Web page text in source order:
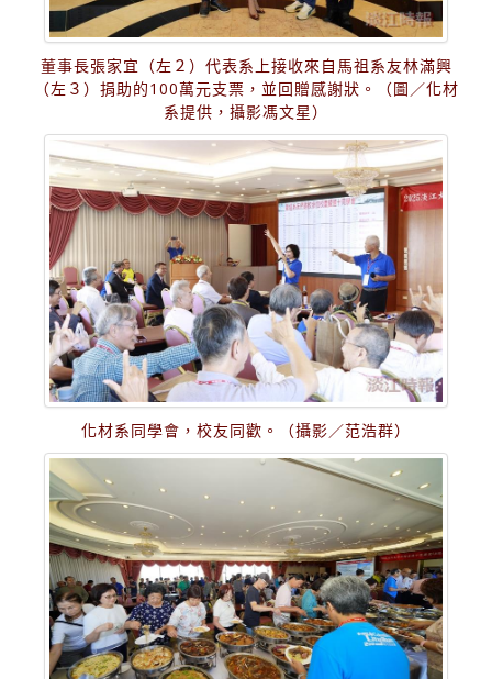
董事長張家宜（左２）代表系上接收來自馬祖系友林滿興
（左３）捐助的100萬元支票，並回贈感謝狀。（圖／化材
系提供，攝影馮文星）
化材系同學會，校友同歡。（攝影／范浩群）